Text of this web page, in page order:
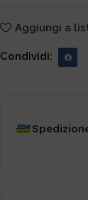
Aggiungi a
Condividi: